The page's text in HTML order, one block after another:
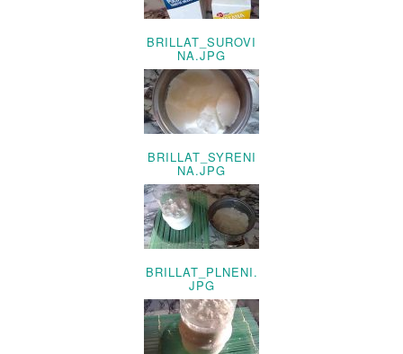
BRILLAT_SUROVI
NA.JPG
BRILLAT_SYRENI
NA.JPG
BRILLAT_PLNENI.
JPG